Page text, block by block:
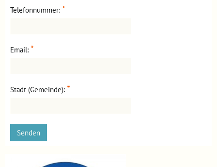
Telefonnummer: *
Email: *
Stadt (Gemeinde): *
Senden